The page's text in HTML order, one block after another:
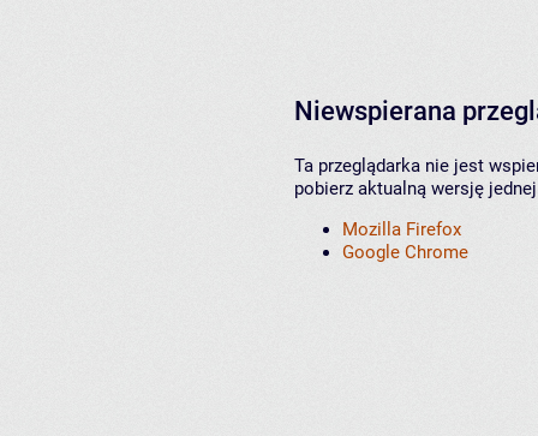
Niewspierana
Ta przeglądarka nie jest
pobierz aktualną wersję
Mozilla Firefox
Google Chrome